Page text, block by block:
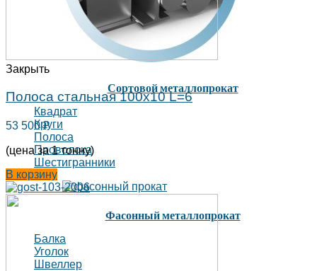
Сортовой металлопрокат
Квадрат
Круги
Полоса
Проволока
Шестигранники
Фасонный металлопрокат
Балка
Уголок
Швеллер
Закрыть
Полоса стальная 100х10 L=6
53 500₽
(цена за 1 тонну)
В корзину